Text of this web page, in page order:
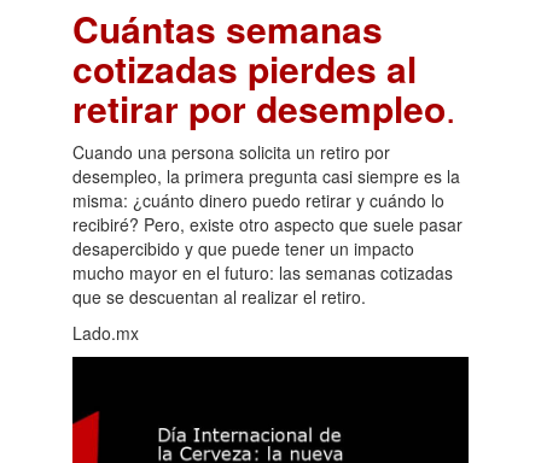
Cuántas semanas
cotizadas pierdes al
retirar por desempleo.
Cuando una persona solicita un retiro por
desempleo, la primera pregunta casi siempre es la
misma: ¿cuánto dinero puedo retirar y cuándo lo
recibiré? Pero, existe otro aspecto que suele pasar
desapercibido y que puede tener un impacto
mucho mayor en el futuro: las semanas cotizadas
que se descuentan al realizar el retiro.
Lado.mx